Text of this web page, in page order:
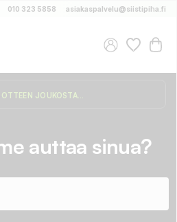
010 323 5858 asiakaspalvelu@siistipiha.fi
auttaa sinua?